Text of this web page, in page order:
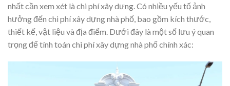
nhất cần xem xét là chi phí xây dựng. Có nhiều yếu tố ảnh
hưởng đến chi phí xây dựng nhà phố, bao gồm kích thước,
thiết kế, vật liệu và địa điểm. Dưới đây là một số lưu ý quan
trọng để tính toán chi phí xây dựng nhà phố chính xác: